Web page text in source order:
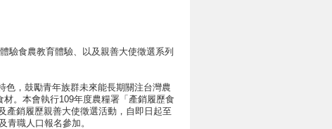
驗食農教育體驗、以及親善大使徵選系列
色，鼓勵青年族群未來能長期關注台灣農
。本會執行109年度農糧署「產銷履歷食
產銷履歷親善大使徵選活動，自即日起至
青職人口報名參加。